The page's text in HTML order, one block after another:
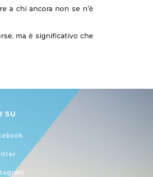
a chi ancora non se n’è
ma è significativo che
SU